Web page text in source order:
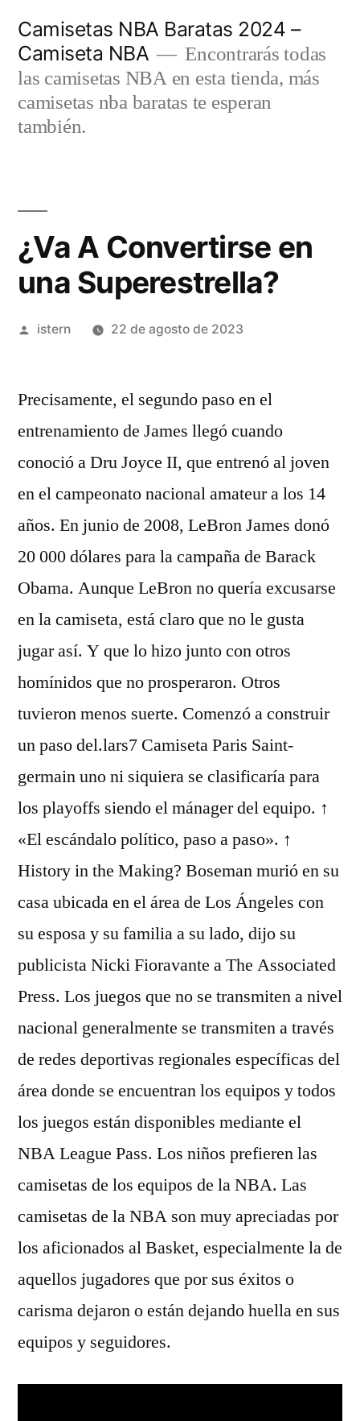
contenido
Camisetas NBA Baratas 2024 –
Camiseta NBA
Encontrarás todas
las camisetas NBA en esta tienda, más
camisetas nba baratas te esperan
también.
¿Va A Convertirse en
una Superestrella?
Publicado
istern 22 de agosto de 2023
Precisamente, el segundo paso en el
entrenamiento de James llegó cuando
conoció a Dru Joyce II, que entrenó al joven
en el campeonato nacional amateur a los 14
años. En junio de 2008, LeBron James donó
20 000 dólares para la campaña de Barack
Obama. Aunque LeBron no quería excusarse
en la camiseta, está claro que no le gusta
jugar así. Y que lo hizo junto con otros
homínidos que no prosperaron. Otros
tuvieron menos suerte. Comenzó a construir
un paso del.lars7 Camiseta Paris Saint-
germain uno ni siquiera se clasificaría para
los playoffs siendo el mánager del equipo. ↑
«El escándalo político, paso a paso». ↑
History in the Making? Boseman murió en su
casa ubicada en el área de Los Ángeles con
su esposa y su familia a su lado, dijo su
publicista Nicki Fioravante a The Associated
Press. Los juegos que no se transmiten a nivel
nacional generalmente se transmiten a través
de redes deportivas regionales específicas del
área donde se encuentran los equipos y todos
los juegos están disponibles mediante el
NBA League Pass. Los niños prefieren las
camisetas de los equipos de la NBA. Las
camisetas de la NBA son muy apreciadas por
los aficionados al Basket, especialmente la de
aquellos jugadores que por sus éxitos o
carisma dejaron o están dejando huella en sus
equipos y seguidores.